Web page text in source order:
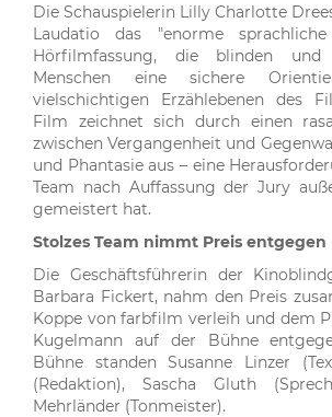
Die Schauspielerin Lilly Charlotte
Laudatio das "enorme
Hörfilmfassung, die blinden und
Menschen eine sichere
vielschichtigen Erzählebenen des
Film zeichnet sich durch einen
zwischen Vergangenheit und
und Phantasie aus – eine
Team nach Auffassung der Jury
gemeistert hat.
Stolzes Team nimmt Preis entgegen
Die Geschäftsführerin der
Barbara Fickert, nahm den Preis
Koppe von farbfilm verleih und dem
Kugelmann auf der Bühne
Bühne standen Susanne Linzer
(Redaktion), Sascha Gluth
Mehrländer (Tonmeister).